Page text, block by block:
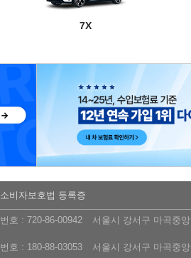
7X
비자보호법 등록증
호 : 720-86-00942
서울시 강서구 마곡중
호 : 180-88-03053
서울시 강서구 마곡중